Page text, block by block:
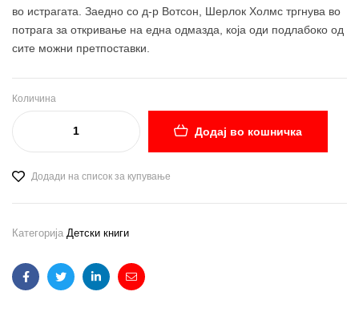
во истрагата. Заедно со д-р Вотсон, Шерлок Холмс тргнува во
потрага за откривање на една одмазда, која оди подлабоко од
сите можни претпоставки.
Количина
Додај во кошничка
Додади на список за купување
Категорија Детски книги
FacebookTwitterLinkedinEmail